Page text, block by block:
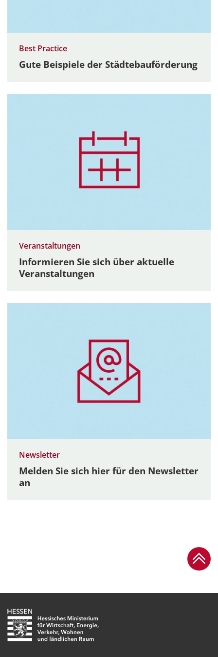
Best Practice
Gute Beispiele der Städtebauförderung
Veranstaltungen
Informieren Sie sich über aktuelle
Veranstaltungen
Newsletter
Melden Sie sich hier für den Newsletter
an
Zum